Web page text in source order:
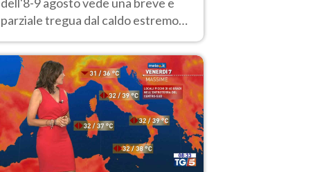
parziale tregua dal caldo estremo
40 gradi.